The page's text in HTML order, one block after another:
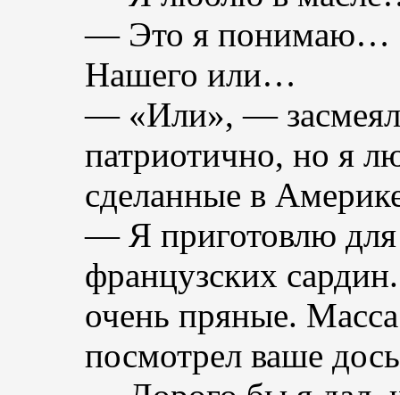
— Это я понимаю…
Нашего или…
— «Или», —
патриотично, но я
сделанные в
— Я приготовлю
французских
очень пряные.
посмотрел ваше